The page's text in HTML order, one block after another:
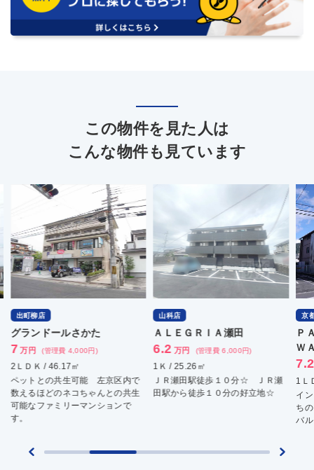
この物件を見た人は
こんな物件も見ています
出町柳店
グランドールさかた
7 万円 (管理費 4,000円)
2ＬＤＫ / 46.17㎡
ペットとの共生可能 左京区内で
数えるほどのネコちゃんとの共生
可能なファミリーマンションで
す。
山科店
ＡＬＥＧＲＩＡ瀬田
6.2 万円 (管理費 6,000円)
1Ｋ / 25.26㎡
ＪＲ瀬田駅徒歩１０分☆ ＪＲ瀬
田駅から徒歩１０分の好立地☆
京
Ｐ
Ｗ
7.2
1Ｌ
イ
ち
バ